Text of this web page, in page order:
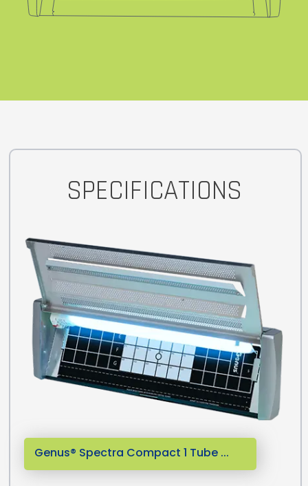
SPECIFICATIONS
Genus® Spectra Compact 1 Tube ...